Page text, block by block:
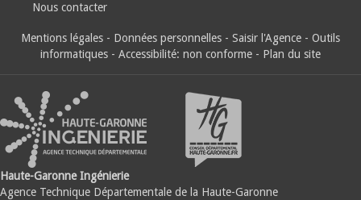
Nous contacter
Mentions légales - Données personnelles - Saisir l'Agence - Outils
informatiques - Accessibilité: non conforme - Plan du site
Haute-Garonne Ingénierie
Agence Technique Départementale de la Haute-Garonne